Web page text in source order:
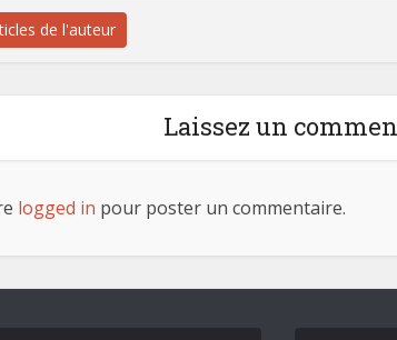
de l'auteur
Laissez un
logged in pour poster un commentaire.